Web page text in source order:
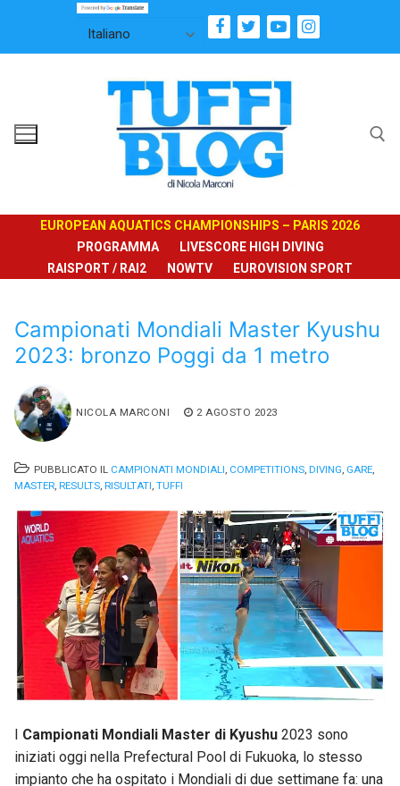
contenuto
EUROPEAN AQUATICS CHAMPIONSHIPS – PARIS 2026
PROGRAMMA
LIVESCORE HIGH DIVING
RAISPORT / RAI2
NOWTV EUROVISION SPORT
Campionati Mondiali Master Kyushu
2023: bronzo Poggi da 1 metro
NICOLA MARCONI 2 AGOSTO 2023
PUBBLICATO IL CAMPIONATI MONDIALI, COMPETITIONS, DIVING, GARE,
MASTER, RESULTS, RISULTATI, TUFFI
I Campionati Mondiali Master di Kyushu 2023 sono
iniziati oggi nella Prefectural Pool di Fukuoka, lo stesso
impianto che ha ospitato i Mondiali di due settimane fa: una